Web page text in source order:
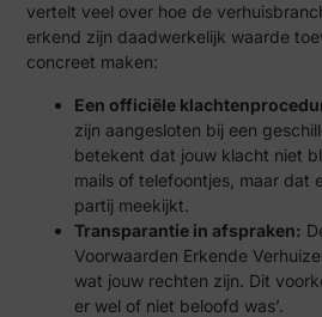
vertelt veel over hoe de
erkend zijn daadwerkelijk waarde
concreet maken:
Een officiële
zijn aangesloten bij een
betekent dat jouw klacht niet
mails of telefoontjes, maar dat
partij meekijkt.
Transparantie in afspraken:
Voorwaarden Erkende
wat jouw rechten zijn. Dit
er wel of niet beloofd was’.